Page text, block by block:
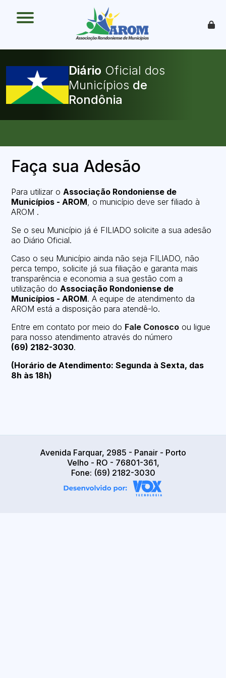
Diário Oficial dos
Municípios
Legislação
O Que Pode Ser Publicado
Faça sua Adesão
Faça sua Adesão
Para utilizar oAssociação Rondoniense de
Municípios - AROM, o município deve ser filiado à
AROM .
Se o seu Município já é FILIADO solicite a sua adesão
ao Diário Oficial.
Caso o seu Município ainda não seja FILIADO, não
perca tempo, solicite já sua filiação e garanta mais
transparência e economia a sua gestão com a
utilização doAssociação Rondoniense de
Municípios - AROM. A equipe de atendimento da
AROM está a disposição para atendê-lo.
Entre em contato por meio do Fale Conosco ou ligue
para nosso atendimento através do número
(69) 2182-3030.
(Horário de Atendimento: Segunda à Sexta, das
8h às 18h)
Avenida Farquar, 2985 - Panair - Porto
Velho - RO - 76801-361,
Fone: (69) 2182-3030